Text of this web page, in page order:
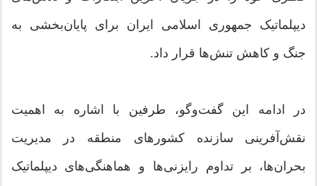
دیپلماتیک جمهوری اسلامی ایران برای پایان‌بخشی به
جنگ و کاهش تنش‌ها قرار داد.
در ادامه این گفت‌وگو، طرفین با اشاره به اهمیت
نقش‌آفرینی سازنده کشورهای منطقه در مدیریت
بحران‌ها، بر تداوم رایزنی‌ها و هماهنگی‌های دیپلماتیک